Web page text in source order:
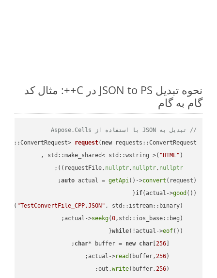
نحوه تبدیل JSON to PS در C++: مثال کد
گام به گام
// تبدیل به JSON با استفاده از Aspose.Cells
request( new
"HTML"
    requestFile,
nullptr, nullptr, nullptr
))
;
auto actual = getApi()->convert (request);
if(actual->good
( "TestConvertFile_CPP.JSON" , std::istream::binary)
seekg(0
while(!actual->eof
char* buffer = new char[ 256
read (buffer,256
write(buffer,256